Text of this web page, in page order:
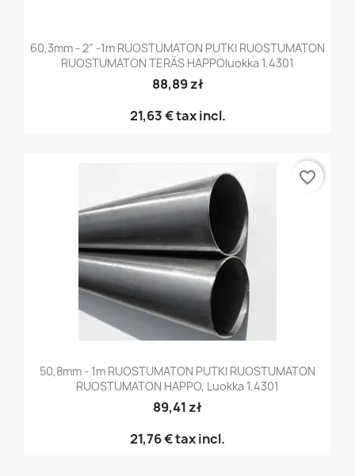
60,3mm - 2" -1m RUOSTUMATON PUTKI RUOSTUMATON
RUOSTUMATON TERÄS HAPPOluokka 1.4301
88,89 zł
21,63 €tax incl.
50,8mm - 1m RUOSTUMATON PUTKI RUOSTUMATON
RUOSTUMATON HAPPO, Luokka 1.4301
89,41 zł
21,76 €tax incl.
favorite_border